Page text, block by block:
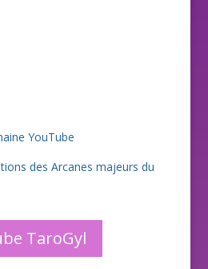
YouTube
des Arcanes majeurs du
TaroGyl